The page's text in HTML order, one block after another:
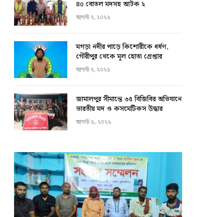
৪০ বোতল মদসহ আটক ২
আগস্ট ৭, ২০২৬
মগড়া নদীর পাড়ে কিশোরীকে ধর্ষণ,
গৌরীপুর থেকে মূল হোতা গ্রেপ্তার
আগস্ট ৭, ২০২৬
জামালপুর সীমান্তে ৩৫ বিজিবির অভিযানে
ভারতীয় মদ ও কসমেটিকস উদ্ধার
আগস্ট ৬, ২০২৬